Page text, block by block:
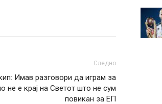
Следно
Имав разговори да играм за
не е крај на Светот што не сум
повикан за ЕП